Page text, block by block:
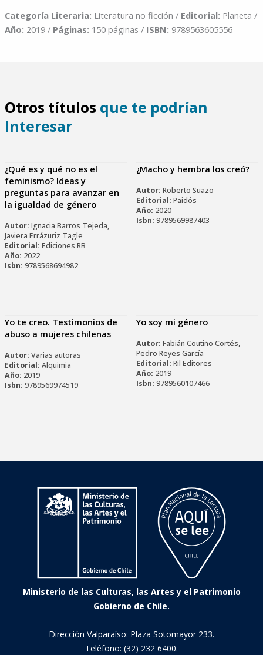
Categoría Literaria: Literatura no ficción / Editorial: Planeta /
Año: 2019 / Páginas: 150 páginas / ISBN: 9789563605556
Otros títulos que te podrían
Interesar
¿Qué es y qué no es el
feminismo? Ideas y
preguntas para avanzar en
la igualdad de género
Autor: Ignacia Barros Tejeda,
Javiera Errázuriz Tagle
Editorial: Ediciones RB
Año: 2022
Isbn: 9789568694982
¿Macho y hembra los creó?
Autor: Roberto Suazo
Editorial: Paidós
Año: 2020
Isbn: 9789569987403
Yo te creo. Testimonios de
abuso a mujeres chilenas
Autor: Varias autoras
Editorial: Alquimia
Año: 2019
Isbn: 9789569974519
Yo soy mi género
Autor: Fabián Coutiño Cortés,
Pedro Reyes García
Editorial: Ril Editores
Año: 2019
Isbn: 9789560107466
Ministerio de las Culturas, las Artes y el Patrimonio
Gobierno de Chile.
Dirección Valparaíso: Plaza Sotomayor 233.
Teléfono: (32) 232 6400.